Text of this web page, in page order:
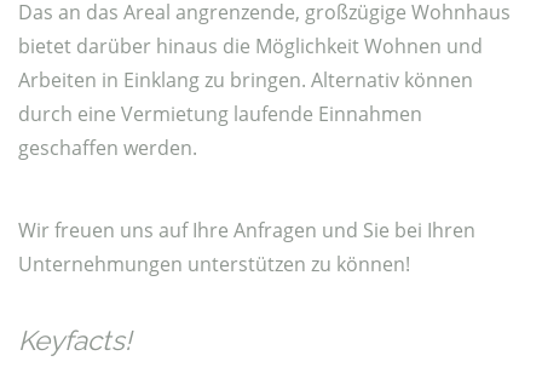
Das an das Areal angrenzende, großzügige Wohnhaus
bietet darüber hinaus die Möglichkeit Wohnen und
Arbeiten in Einklang zu bringen. Alternativ können
durch eine Vermietung laufende Einnahmen
geschaffen werden.
Wir freuen uns auf Ihre Anfragen und Sie bei Ihren
Unternehmungen unterstützen zu können!
Keyfacts!